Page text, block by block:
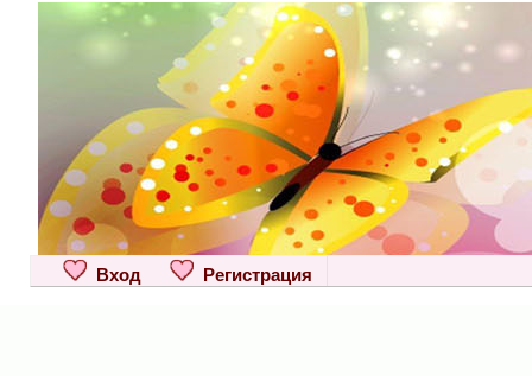
Вход Регистрация